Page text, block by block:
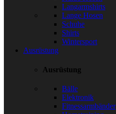
Langarmshirts
Lange Hosen
Schuhe
Shirts
Wintersport
Ausrüstung
Ausrüstung
Bälle
Elektronik
Fitnessarmbänder